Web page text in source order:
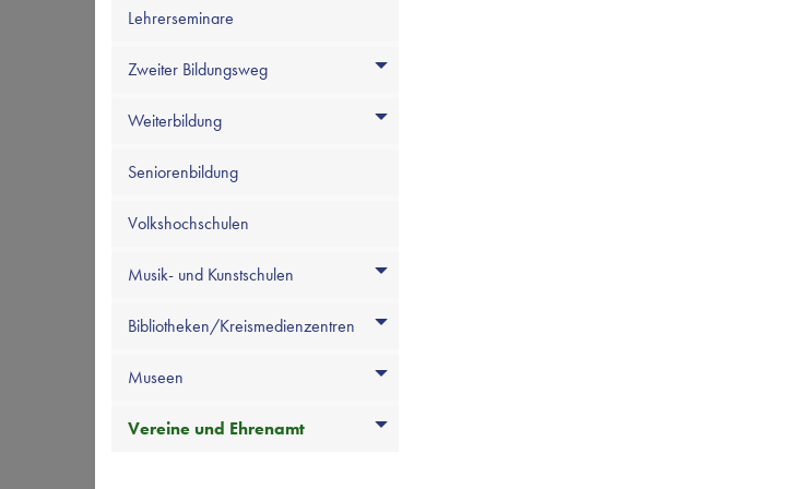
Lehrerseminare
Zweiter Bildungsweg
Weiterbildung
Seniorenbildung
Volkshochschulen
Musik- und Kunstschulen
Bibliotheken/Kreismedienzentren
Museen
Vereine und Ehrenamt